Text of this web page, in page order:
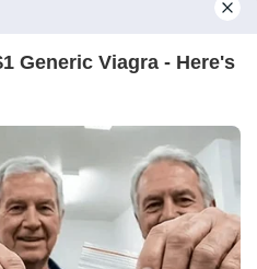
Daftar
Karier
Pedoman Media Siber
Hubungi Kami
dilindungi Undang-undang.